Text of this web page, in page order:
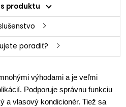
produktu
poradiť?
výhodami a je veľmi
Podporuje správnu funkciu
a vlasový kondicionér. Tiež sa